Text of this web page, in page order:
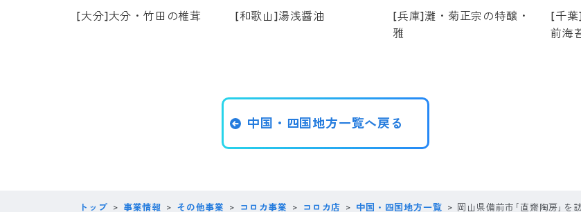
[大分]大分・竹田の椎茸 [和歌山]湯浅醤油
[兵庫]灘・菊正宗の特醸・
雅
[千葉
前海
中国・四国地方一覧へ戻る
トップ 事業情報 その他事業 コロカ事業 コロカ店 中国・四国地方一覧 岡山県備前市｢直齋陶房｣を